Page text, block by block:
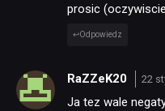
prosic
Odpowiedz
RaZZeK20 22
Ja tez wale